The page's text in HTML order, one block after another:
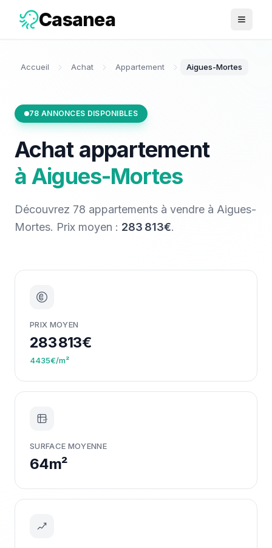
Casanea Ouvrir
Accueil Achat Appartement Aigues-Mortes
78 ANNONCES DISPONIBLES
Achat appartement
àAigues-Mortes
Découvrez 78 appartements à vendre à Aigues-
Mortes. Prix moyen : 283 813€.
PRIX MOYEN
283 813€
4435€/m²
m²
SURFACE MOYENNE
64m²